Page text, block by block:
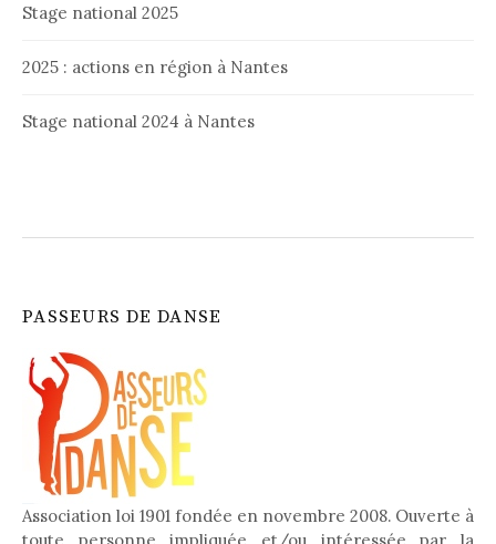
Stage national 2025
2025 : actions en région à Nantes
Stage national 2024 à Nantes
PASSEURS DE DANSE
Association loi 1901 fondée en novembre 2008. Ouverte à